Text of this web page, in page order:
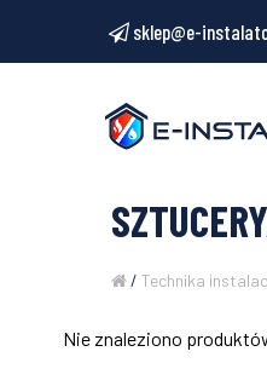
sklep@e-
/ Technika
Nie znaleziono